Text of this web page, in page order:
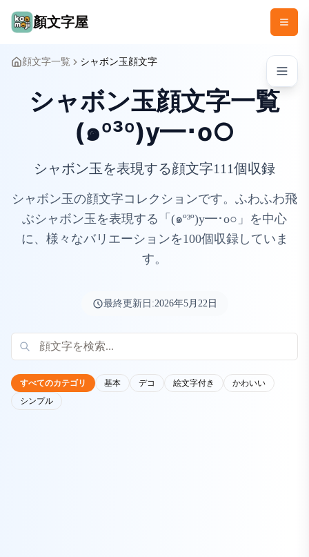
顏文字屋
顔文字一覧 シャボン玉顔文字
シャボン玉顔文字一覧
(๑º³º)y━･o○
シャボン玉を表現する顔文字111個収録
シャボン玉の顔文字コレクションです。ふわふわ飛
ぶシャボン玉を表現する「(๑º³º)y━･o○」を中心
に、様々なバリエーションを100個収録していま
す。
最終更新日:2026年5月22日
すべてのカテゴリ 基本 デコ 絵文字付き
かわいい
シンプル